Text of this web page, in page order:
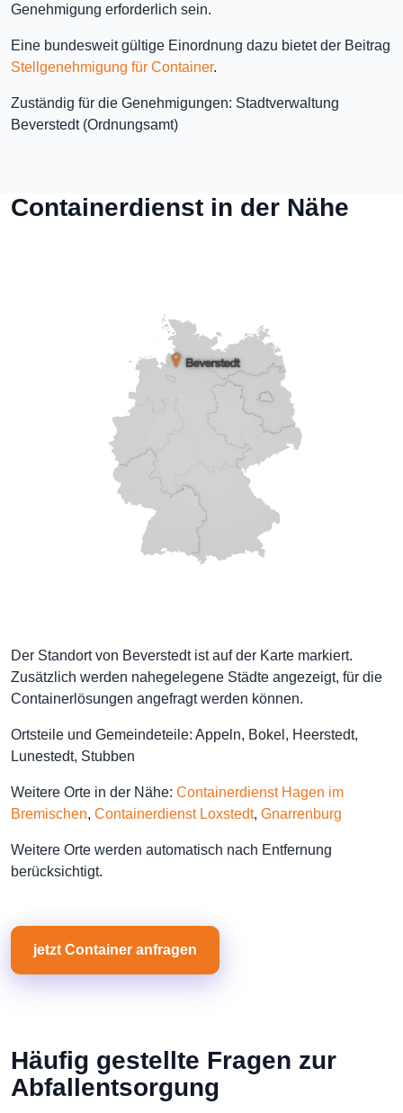
Genehmigung erforderlich sein.
Eine bundesweit gültige Einordnung dazu bietet der Beitrag
Stellgenehmigung für Container.
Zuständig für die Genehmigungen: Stadtverwaltung
Beverstedt (Ordnungsamt)
Containerdienst in der Nähe
Der Standort von Beverstedt ist auf der Karte markiert.
Zusätzlich werden nahegelegene Städte angezeigt, für die
Containerlösungen angefragt werden können.
Ortsteile und Gemeindeteile: Appeln, Bokel, Heerstedt,
Lunestedt, Stubben
Weitere Orte in der Nähe: Containerdienst Hagen im
Bremischen, Containerdienst Loxstedt, Gnarrenburg
Weitere Orte werden automatisch nach Entfernung
berücksichtigt.
jetzt Container anfragen
Häufig gestellte Fragen zur
Abfallentsorgung